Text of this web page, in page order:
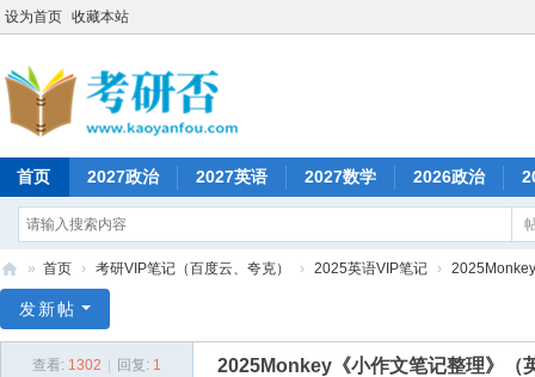
设为首页 收藏本站
首页 2027政治 2027英语 2027数学 2026政治
研
» 首页 › 考研VIP笔记（百度云、夸克） › 2025英语VIP笔记 ›
发新帖
查看: 1302 回复: 1 2025Monkey《小作文笔记整理》（